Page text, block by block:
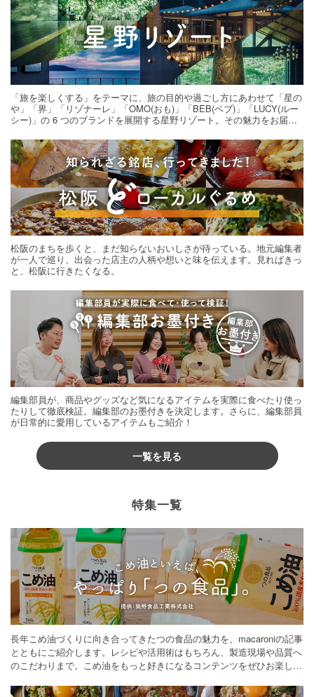
「旅を楽しくする」をテーマに、旅の目的や過ごし方にあわせて「星の
や」「界」「リゾナーレ」「OMO(おも)」「BEB(ベブ)」「LUCY(ルー
シー)」の 6 つのブランドを展開する星野リゾート。その魅力をお届け
松阪のまちを歩くと、まだ知らないおいしさが待っている。地元編集者
が一人で巡り、出会った店主の人柄や想いと味を伝えます。見ればきっ
と、松阪に行きたくなる。
編集部員が、商品やグッズなど気になるアイテムを実際に食べたり使っ
たりして徹底検証。編集部のお墨付きを決定します。さらに、編集部員
が日常的に愛用しているアイテムもご紹介！
一覧を見る
特集一覧
長年こめ油づくりに向き合ってきたつの食品の魅力を、macaroniの記事
とともにご紹介します。レシピや活用術はもちろん、製造現場や品質へ
のこだわりまで。こめ油をもっと好きになるコンテンツをぜひお楽しみ